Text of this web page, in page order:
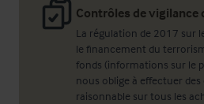
Contrôles de vigilance
La régulation de 2017 sur
le financement du
fonds (informations sur le
nous oblige à effectuer
raisonnable sur tous les